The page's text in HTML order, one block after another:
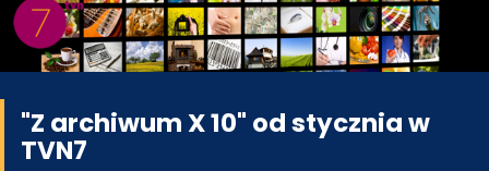
"Z archiwum X 10" od stycznia w
TVN7